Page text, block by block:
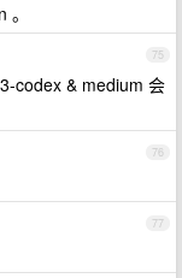
75
codex & medium 会
76
77